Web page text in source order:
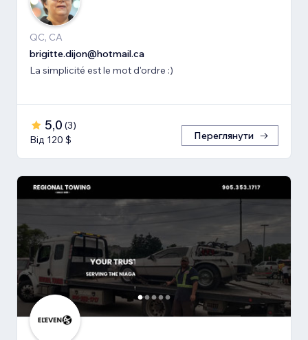
QC, CA
brigitte.dijon@hotmail.ca
La simplicité est le mot d'ordre :)
5,0 (3)
Від 120 $
Переглянути